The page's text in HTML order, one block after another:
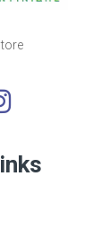
Link